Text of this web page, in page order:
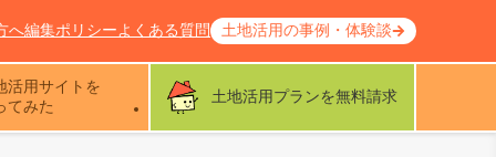
活用サイトを
てみた
土地活用プランを無料請求
へ編集ポリシーよくある質問 土地活用の事例・体験談